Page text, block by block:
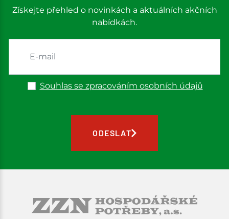
Získejte přehled o novinkách a aktuálních akčních
nabídkách.
Souhlas se zpracováním osobních údajů
ODESLAT